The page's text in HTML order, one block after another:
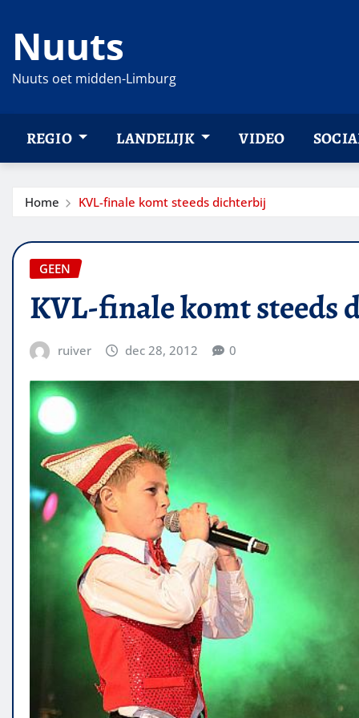
naar
inhoud
Nuuts
Nuuts oet midden-Limburg
REGIO LANDELIJK VIDEO
Home KVL-finale komt steeds dichterbij
GEEN
KVL-finale komt steeds
ruiver dec 28, 2012 0